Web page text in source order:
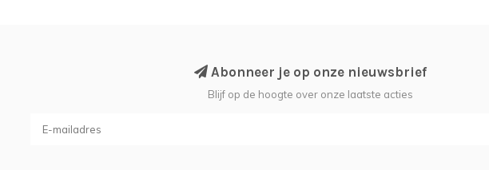
Abonneer je op onze nieuwsbrief
Blijf op de hoogte over onze laatste acties